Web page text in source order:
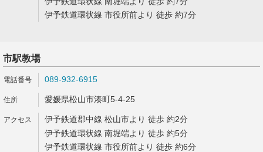
伊予鉄道環状線 市役所前より 徒歩 約7分
市駅教場
089-932-6915
愛媛県松山市湊町5-4-25
伊予鉄道郡中線 松山市より 徒歩 約2分
伊予鉄道環状線 南堀端より 徒歩 約5分
伊予鉄道環状線 市役所前より 徒歩 約6分